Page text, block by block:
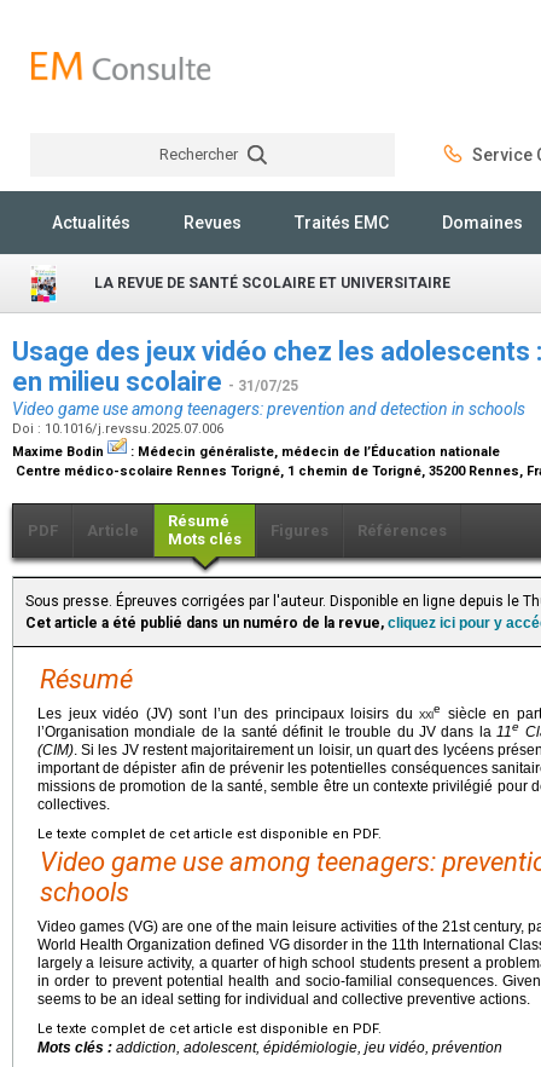
Rechercher Service
Actualités Revues Traités EMC Domaines
LA REVUE DE SANTÉ SCOLAIRE ET UNIVERSITAIRE
Usage des jeux vidéo chez les
en milieu scolaire - 31/07/25
Video game use among teenagers: prevention and detection in schools
Doi : 10.1016/j.revssu.2025.07.006
Maxime Bodin
: Médecin généraliste, médecin de l’Éducation nationale
Centre médico-scolaire Rennes Torigné, 1 chemin de Torigné, 35200 Rennes,
PDF Article
Résumé
Mots clés
Figures Références
Sous presse. Épreuves corrigées par l'auteur. Disponible en ligne depuis le
Cet article a été publié dans un numéro de la revue, cliquez ici pour y
Résumé
Les jeux vidéo (JV) sont l’un des principaux loisirs du xxie
siècle en
l’Organisation mondiale de la santé définit le trouble du JV dans la 11e
(CIM) . Si les JV restent majoritairement un loisir, un quart des lycéens
important de dépister afin de prévenir les potentielles conséquences
missions de promotion de la santé, semble être un contexte privilégié pour
collectives.
Le texte complet de cet article est disponible en PDF.
Video game use among teenagers:
schools
Video games (VG) are one of the main leisure activities of the 21st century,
World Health Organization defined VG disorder in the 11th International
largely a leisure activity, a quarter of high school students present a
in order to prevent potential health and socio-familial consequences.
seems to be an ideal setting for individual and collective preventive actions.
Le texte complet de cet article est disponible en PDF.
Mots clés : addiction, adolescent, épidémiologie, jeu vidéo, prévention